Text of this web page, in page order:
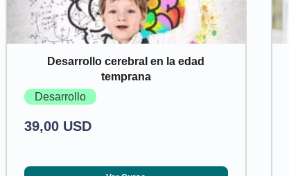
Desarrollo cerebral en la edad
temprana
Desarrollo
39,00 USD